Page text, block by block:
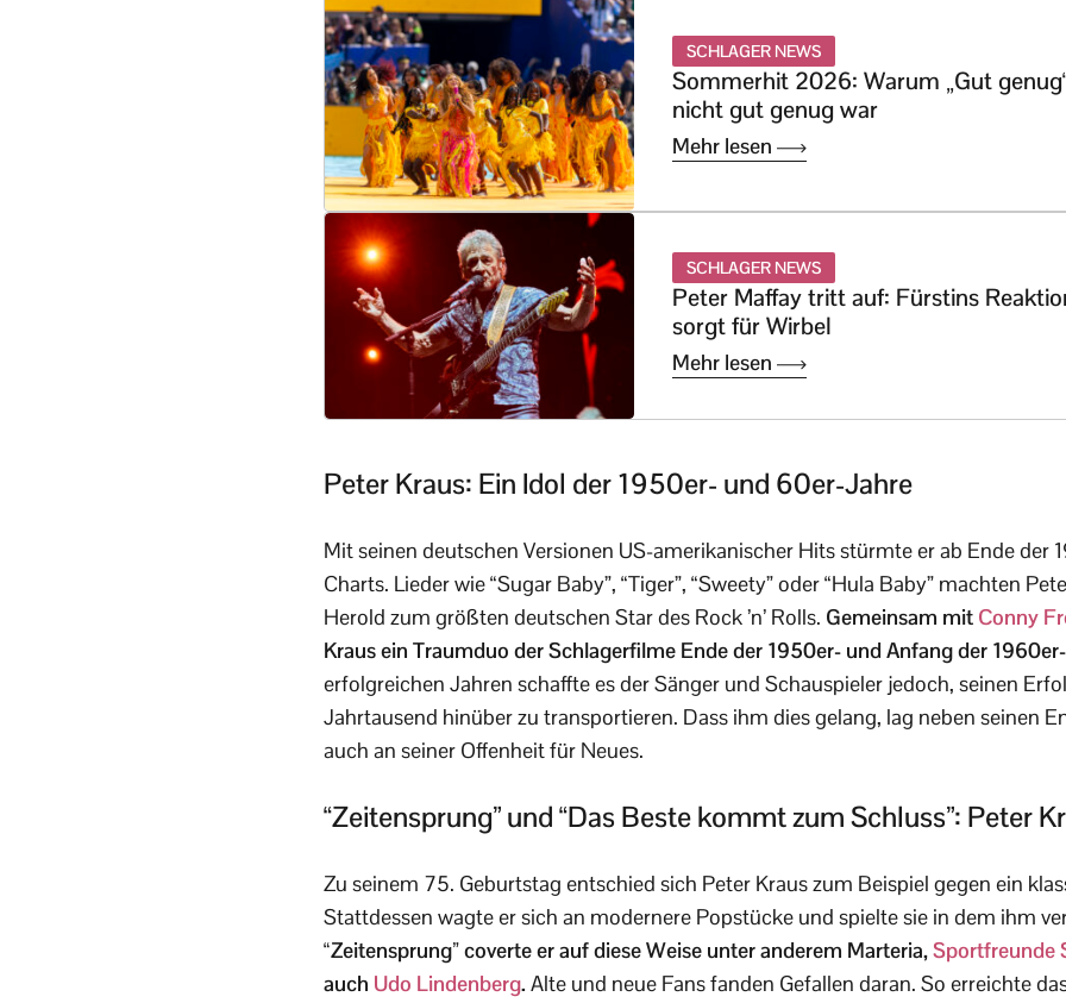
SCHLAGER NEWS
Sommerhit 2026: Warum „Gut
nicht gut genug war
Mehr lesen
SCHLAGER NEWS
Peter Maffay tritt auf: Fürstins
sorgt für Wirbel
Mehr lesen
Peter Kraus: Ein Idol der 1950er- und 60er-Jahre
Mit seinen deutschen Versionen US-amerikanischer Hits stürmte er ab Ende der
Charts. Lieder wie “Sugar Baby”, “Tiger”, “Sweety” oder “Hula Baby” machten
Herold zum größten deutschen Star des Rock ’n’ Rolls. Gemeinsam mit Conny
Kraus ein Traumduo der Schlagerfilme Ende der 1950er- und Anfang der
erfolgreichen Jahren schaffte es der Sänger und Schauspieler jedoch, seinen
Jahrtausend hinüber zu transportieren. Dass ihm dies gelang, lag neben seinen
auch an seiner Offenheit für Neues.
“Zeitensprung” und “Das Beste kommt zum Schluss”: Peter
Zu seinem 75. Geburtstag entschied sich Peter Kraus zum Beispiel gegen ein
Stattdessen wagte er sich an modernere Popstücke und spielte sie in dem ihm
“Zeitensprung” coverte er auf diese Weise unter anderem Marteria,Sportfreunde
auch Udo Lindenberg. Alte und neue Fans fanden Gefallen daran. So erreichte